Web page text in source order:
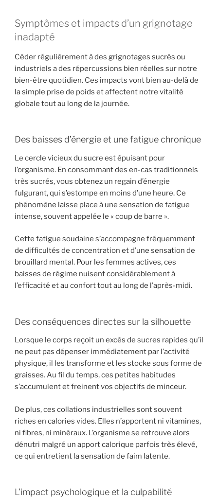
Symptômes et impacts d’un grignotage
inadapté
Céder régulièrement à des grignotages sucrés ou
industriels a des répercussions bien réelles sur notre
bien-être quotidien. Ces impacts vont bien au-delà de
la simple prise de poids et affectent notre vitalité
globale tout au long de la journée.
Des baisses d’énergie et une fatigue chronique
Le cercle vicieux du sucre est épuisant pour
l’organisme. En consommant des en-cas traditionnels
très sucrés, vous obtenez un regain d’énergie
fulgurant, qui s’estompe en moins d’une heure. Ce
phénomène laisse place à une sensation de fatigue
intense, souvent appelée le « coup de barre ».
Cette fatigue soudaine s’accompagne fréquemment
de difficultés de concentration et d’une sensation de
brouillard mental. Pour les femmes actives, ces
baisses de régime nuisent considérablement à
l’efficacité et au confort tout au long de l’après-midi.
Des conséquences directes sur la silhouette
Lorsque le corps reçoit un excès de sucres rapides qu’il
ne peut pas dépenser immédiatement par l’activité
physique, il les transforme et les stocke sous forme de
graisses. Au fil du temps, ces petites habitudes
s’accumulent et freinent vos objectifs de minceur.
De plus, ces collations industrielles sont souvent
riches en calories vides. Elles n’apportent ni vitamines,
ni fibres, ni minéraux. L’organisme se retrouve alors
dénutri malgré un apport calorique parfois très élevé,
ce qui entretient la sensation de faim latente.
L’impact psychologique et la culpabilité